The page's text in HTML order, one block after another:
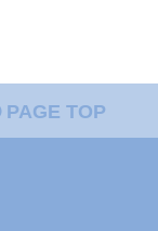
PAGE TOP